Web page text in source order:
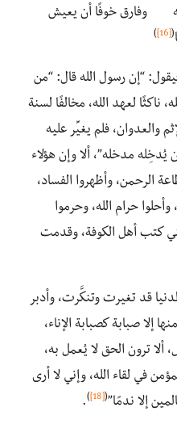
وفارق خوفًا أن يعيش
(
[16]
)
“إن رسول الله قال: “من
ناكثًا لعهد الله، مخالفًا لسنة
والعدوان، فلم يغيِّر عليه
يُدخِله مدخله”، ألا وإن هؤلاء
الرحمن، وأظهروا الفساد،
حرام الله، وحرموا
كتب أهل الكوفة، وقدمت
قد تغيرت وتنكَّرت، وأدبر
إلا صبابة كصبابة الإناء،
ترون الحق لا يُعمل به،
في لقاء الله، وإني لا أرى
إلا ندمًا”(
[18]
)
.